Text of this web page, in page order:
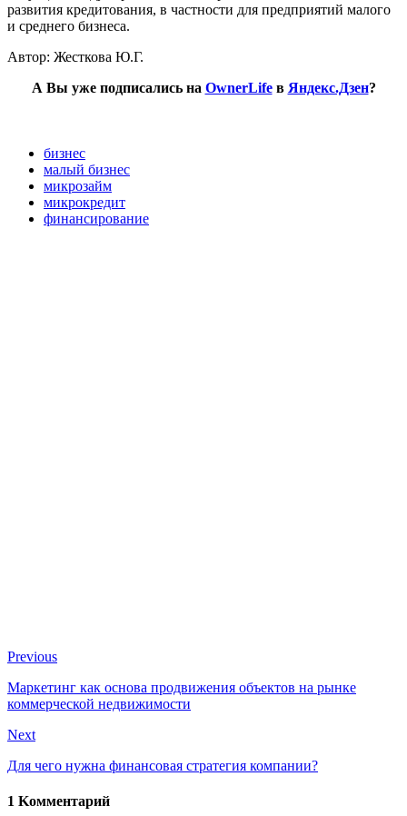
развития кредитования, в частности для предприятий малого
и среднего бизнеса.
Автор: Жесткова Ю.Г.
А Вы уже подписались на OwnerLifeв Яндекс.Дзен?
бизнес
малый бизнес
микрозайм
микрокредит
финансирование
Previous
Маркетинг как основа продвижения объектов на рынке
коммерческой недвижимости
Next
Для чего нужна финансовая стратегия компании?
1 Kомментарий